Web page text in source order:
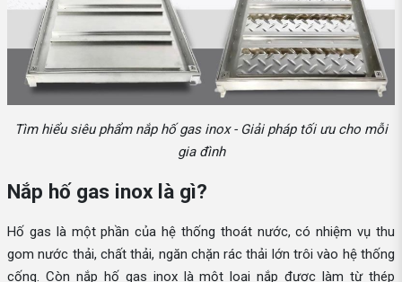
Tìm hiểu siêu phẩm nắp hố gas inox - Giải pháp tối ưu cho mỗi
gia đình
Nắp hố gas inox là gì?
Hố gas là một phần của hệ thống thoát nước, có nhiệm vụ thu
gom nước thải, chất thải, ngăn chặn rác thải lớn trôi vào hệ thống
cống. Còn nắp hố gas inox là một loại nắp được làm từ thép